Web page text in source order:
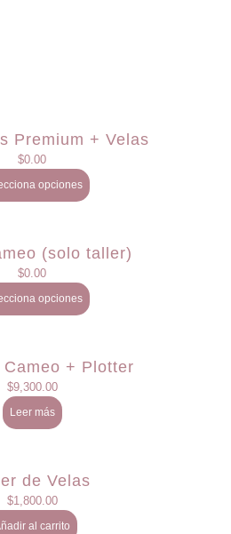
Premium + Velas
$0.00
opciones
(solo taller)
$0.00
opciones
Cameo + Plotter
$9,300.00
Leer más
de Velas
$1,800.00
al carrito